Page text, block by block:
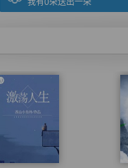
我有0朵送出一朵